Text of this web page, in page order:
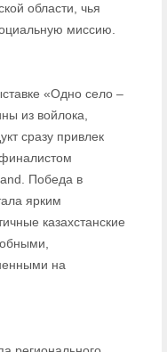
области, чья
миссию.
«Одно село –
из войлока,
сразу привлек
Победа в
ярким
казахстанские
на